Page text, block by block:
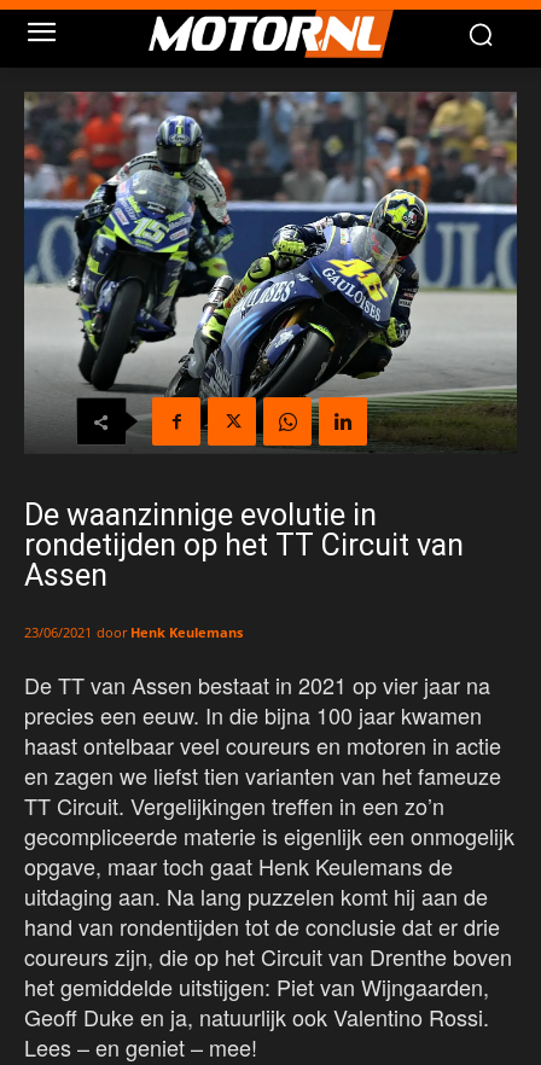
De waanzinnige evolutie in
rondetijden op het TT Circuit van
Assen
23/06/2021 door Henk Keulemans
De TT van Assen bestaat in 2021 op vier jaar na
precies een eeuw. In die bijna 100 jaar kwamen
haast ontelbaar veel coureurs en motoren in actie
en zagen we liefst tien varianten van het fameuze
TT Circuit. Vergelijkingen treffen in een zo’n
gecompliceerde materie is eigenlijk een onmogelijk
opgave, maar toch gaat Henk Keulemans de
uitdaging aan. Na lang puzzelen komt hij aan de
hand van rondentijden tot de conclusie dat er drie
coureurs zijn, die op het Circuit van Drenthe boven
het gemiddelde uitstijgen: Piet van Wijngaarden,
Geoff Duke en ja, natuurlijk ook Valentino Rossi.
Lees – en geniet – mee!